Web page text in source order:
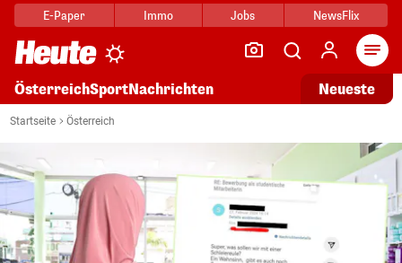
E-Paper Immo Jobs NewsFlix
ÖsterreichSportNachrichten Neueste
Startseite Österreich